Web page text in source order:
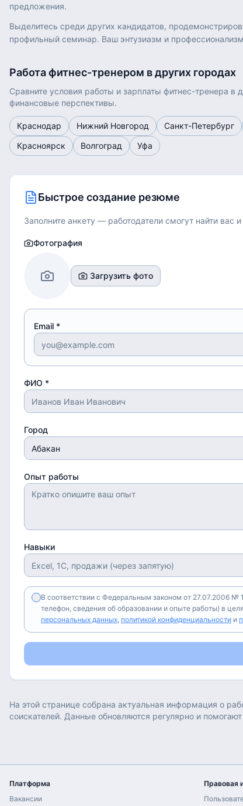
предложения.
Выделитесь среди других кандидатов,
профильный семинар. Ваш энтузиазм и
Работафитнес-тренером в других городах
Сравните условия работы и зарплаты фитнес-тренера в
финансовые перспективы.
Краснодар Нижний Новгород Санкт-Петербург
Красноярск
Волгоград Уфа
Быстрое создание резюме
Заполните анкету — работодатели смогут найти
Фотография
Загрузить фото
Email *
ФИО *
Город
Опыт работы
Навыки
В соответствии с Федеральным законом от 27.07.2006
телефон, сведения об образовании и опыте работы) в
персональных данных, политикой конфиденциальности и
На этой странице собрана актуальная информация о
соискателей. Данные обновляются регулярно и
Платформа
Вакансии
Правовая